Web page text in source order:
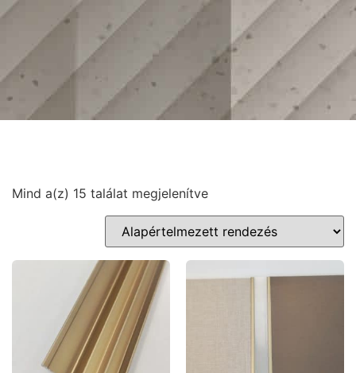
Mind a(z) 15 találat megjelenítve